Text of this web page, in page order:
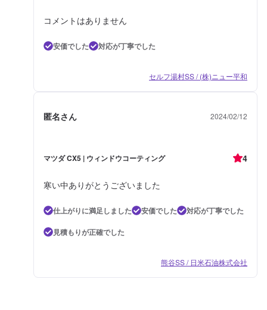
コメントはありません
安価でした 対応が丁寧でした
セルフ湯村SS / (株)ニュー平和
匿名さん 2024/02/12
マツダ CX5 | ウィンドウコーティング 4
寒い中ありがとうございました
仕上がりに満足しました 安価でした
対応が丁寧でした
見積もりが正確でした
熊谷SS / 日米石油株式会社